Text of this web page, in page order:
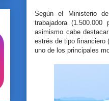
Según el Ministerio
trabajadora (1.500.000
asimismo cabe
estrés de tipo financiero
uno de los principales